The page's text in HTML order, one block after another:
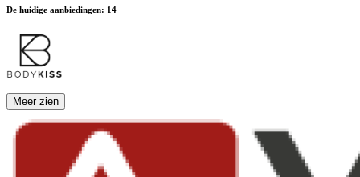
De huidige aanbiedingen: 14
Meer zien